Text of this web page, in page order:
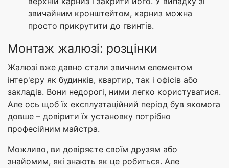
звичайним кронштейтом, карниз можна
просто прикрутити до гвинтів.
Монтаж жалюзі: розцінки
Жалюзі вже давно стали звичним елементом
інтер'єру як будинків, квартир, так і офісів або
закладів. Вони недорогі, ними легко користуватися.
Але ось щоб їх експлуатаційний період був якомога
довше – довірити їх установку потрібно
професійним майстра.
Можливо, ви довіряєте своїм друзям або
знайомим, які знають як це робиться. Але